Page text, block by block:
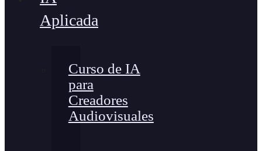
Aplicada
Curso de IA
para
Creadores
Audiovisuales